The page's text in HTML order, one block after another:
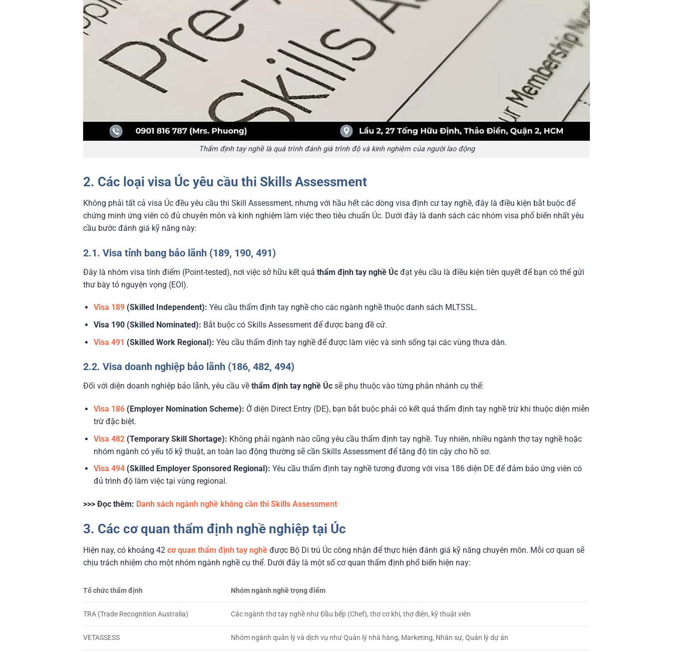
Thẩm định tay nghề là quá trình đánh giá trình độ và kinh nghiệm của người lao động
2. Các loại visa Úc yêu cầu thi Skills Assessment
Không phải tất cả visa Úc đều yêu cầu thi Skill Assessment, nhưng với hầu hết các dòng visa định cư tay nghề, đây là điều kiện bắt buộc để
chứng minh ứng viên có đủ chuyên môn và kinh nghiệm làm việc theo tiêu chuẩn Úc. Dưới đây là danh sách các nhóm visa phổ biến nhất yêu
cầu bước đánh giá kỹ năng này:
2.1. Visa tỉnh bang bảo lãnh (189, 190, 491)
Đây là nhóm visa tính điểm (Point-tested), nơi việc sở hữu kết quảthẩm định tay nghề Úc đạt yêu cầu là điều kiện tiên quyết để bạn có thể gửi
thư bày tỏ nguyện vọng (EOI).
Visa 189(Skilled Independent): Yêu cầu thẩm định tay nghề cho các ngành nghề thuộc danh sách MLTSSL.
Visa 190 (Skilled Nominated): Bắt buộc có Skills Assessment để được bang đề cử.
Visa 491 (Skilled Work Regional): Yêu cầu thẩm định tay nghề để được làm việc và sinh sống tại các vùng thưa dân.
2.2. Visa doanh nghiệp bảo lãnh (186, 482, 494)
Đối với diện doanh nghiệp bảo lãnh, yêu cầu vềthẩm định tay nghề Úc sẽ phụ thuộc vào từng phân nhánh cụ thể:
Visa 186(Employer Nomination Scheme): Ở diện Direct Entry (DE), bạn bắt buộc phải có kết quả thẩm định tay nghề trừ khi thuộc diện miễn
trừ đặc biệt.
Visa 482(Temporary Skill Shortage): Không phải ngành nào cũng yêu cầu thẩm định tay nghề. Tuy nhiên, nhiều ngành thợ tay nghề hoặc
nhóm ngành có yếu tố kỹ thuật, an toàn lao động thường sẽ cần Skills Assessment để tăng độ tin cậy cho hồ sơ.
Visa 494(Skilled Employer Sponsored Regional): Yêu cầu thẩm định tay nghề tương đương với visa 186 diện DE để đảm bảo ứng viên có
đủ trình độ làm việc tại vùng regional.
>>> Đọc thêm: Danh sách ngành nghề không cần thi Skills Assessment
3. Các cơ quan thẩm định nghề nghiệp tại Úc
Hiện nay, có khoảng 42cơ quan thẩm định tay nghề được Bộ Di trú Úc công nhận để thực hiện đánh giá kỹ năng chuyên môn. Mỗi cơ quan sẽ
chịu trách nhiệm cho một nhóm ngành nghề cụ thể. Dưới đây là một số cơ quan thẩm định phổ biến hiện nay:
Tổ chức thẩm định Nhóm ngành nghề trọng điểm
TRA (Trade Recognition Australia) Các ngành thợ tay nghề như Đầu bếp (Chef), thợ cơ khí, thợ điện, kỹ thuật viên
VETASSESS Nhóm ngành quản lý và dịch vụ như Quản lý nhà hàng, Marketing, Nhân sự, Quản lý dự án